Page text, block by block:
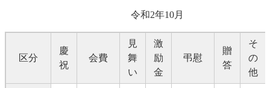
令和2年10月
区分
慶
祝
会費
見
舞
い
激
励
金
弔慰
贈
答
そ
の
他